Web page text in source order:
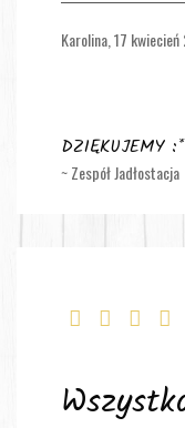
Karolina,17
DZIĘKUJEMY :*
~ Zespół Jadłostacja